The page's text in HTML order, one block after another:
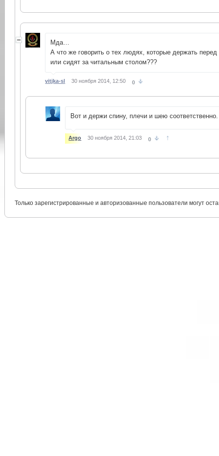
Мда…
А что же говорить о тех людях, которые держать перед
или сидят за читальным столом???
vitjka-sl 30 ноября 2014, 12:50 0
Вот и держи спину, плечи и шею
Argo 30 ноября 2014, 21:03 0 ↑
Только зарегистрированные и авторизованные пользователи могут